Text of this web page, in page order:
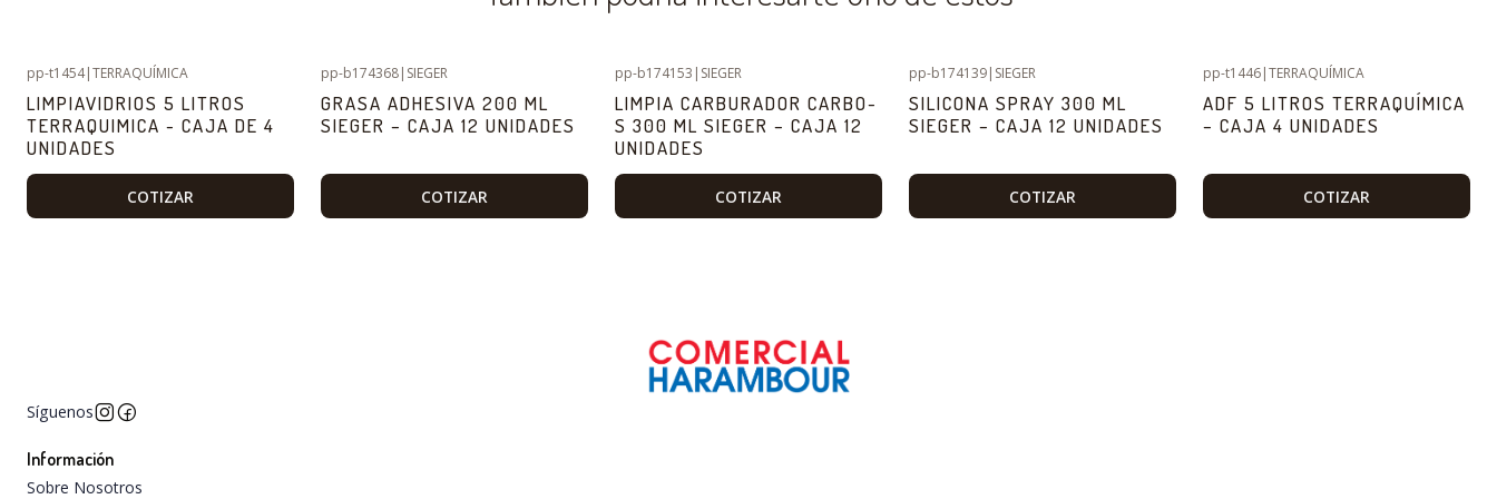
pp-t1454|TERRAQUÍMICA
LIMPIAVIDRIOS 5 LITROS
TERRAQUIMICA - CAJA DE 4
UNIDADES
COTIZAR
pp-b174368| SIEGER
GRASA ADHESIVA 200 ML
SIEGER – CAJA 12 UNIDADES
COTIZAR
pp-b174153 | SIEGER
LIMPIA CARBURADOR CARBO-
S 300 ML SIEGER – CAJA 12
UNIDADES
COTIZAR
pp-b174139| SIEGER
SILICONA SPRAY 300 ML
SIEGER – CAJA 12 UNIDADES
COTIZAR
pp-t1446|TERRAQUÍMICA
ADF 5 LITROS TERRAQUÍMICA
– CAJA 4 UNIDADES
COTIZAR
Síguenos
Información
Sobre Nosotros